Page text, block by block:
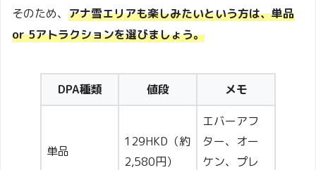
そのため、 アナ雪エリアも楽しみたいという方は、単品
or 5アトラクションを選びましょう。
DPA種類 値段 メモ
単品
129HKD（約
2,580円）
エバーアフ
ター、オー
ケン、プレ